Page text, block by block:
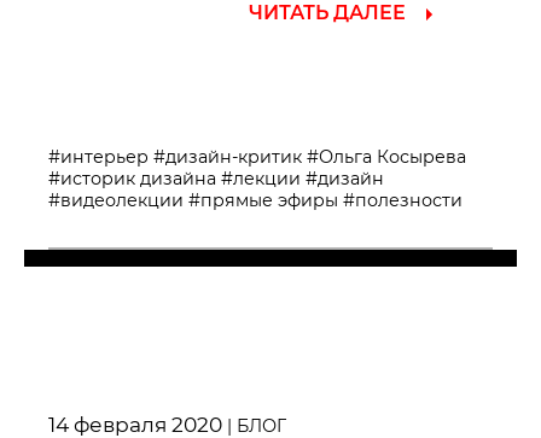
ЧИТАТЬ ДАЛЕЕ
#интерьер #дизайн-критик #Ольга Косырева
#историк дизайна #лекции #дизайн
#видеолекции #прямые эфиры #полезности
14 февраля 2020 | БЛОГ